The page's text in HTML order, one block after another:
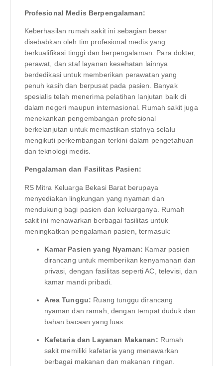
Profesional Medis Berpengalaman:
Keberhasilan rumah sakit ini sebagian besar
disebabkan oleh tim profesional medis yang
berkualifikasi tinggi dan berpengalaman. Para dokter,
perawat, dan staf layanan kesehatan lainnya
berdedikasi untuk memberikan perawatan yang
penuh kasih dan berpusat pada pasien. Banyak
spesialis telah menerima pelatihan lanjutan baik di
dalam negeri maupun internasional. Rumah sakit juga
menekankan pengembangan profesional
berkelanjutan untuk memastikan stafnya selalu
mengikuti perkembangan terkini dalam pengetahuan
dan teknologi medis.
Pengalaman dan Fasilitas Pasien:
RS Mitra Keluarga Bekasi Barat berupaya
menyediakan lingkungan yang nyaman dan
mendukung bagi pasien dan keluarganya. Rumah
sakit ini menawarkan berbagai fasilitas untuk
meningkatkan pengalaman pasien, termasuk:
Kamar Pasien yang Nyaman: Kamar pasien
dirancang untuk memberikan kenyamanan dan
privasi, dengan fasilitas seperti AC, televisi, dan
kamar mandi pribadi.
Area Tunggu: Ruang tunggu dirancang
nyaman dan ramah, dengan tempat duduk dan
bahan bacaan yang luas.
Kafetaria dan Layanan Makanan: Rumah
sakit memiliki kafetaria yang menawarkan
berbagai makanan dan makanan ringan.